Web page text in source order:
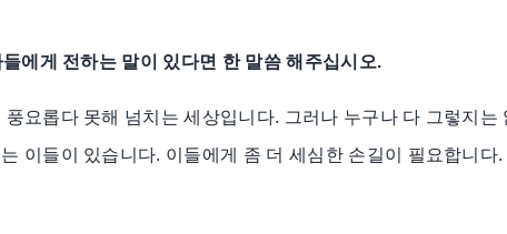
에게 전하는 말이 있다면 한 말씀 해주십시오.
풍요롭다 못해 넘치는 세상입니다. 그러나 누구나 다 그렇지는
이들이 있습니다. 이들에게 좀 더 세심한 손길이 필요합니다.